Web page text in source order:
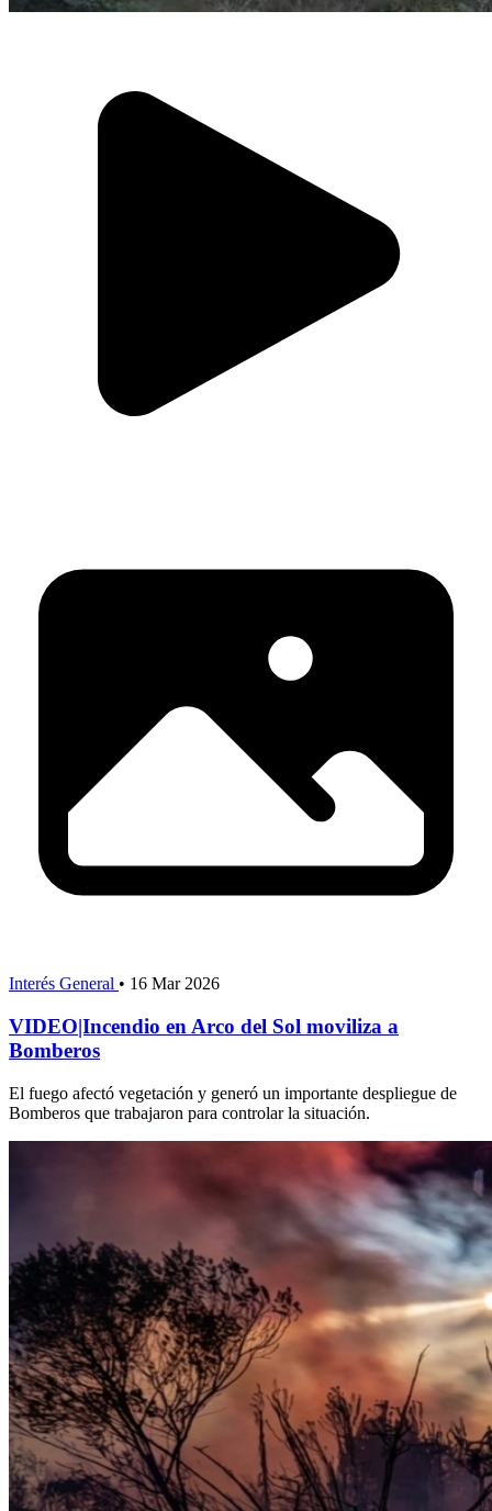
Interés General • 16 Mar 2026
VIDEO|Incendio en Arco del Sol moviliza a
Bomberos
El fuego afectó vegetación y generó un importante despliegue de
Bomberos que trabajaron para controlar la situación.